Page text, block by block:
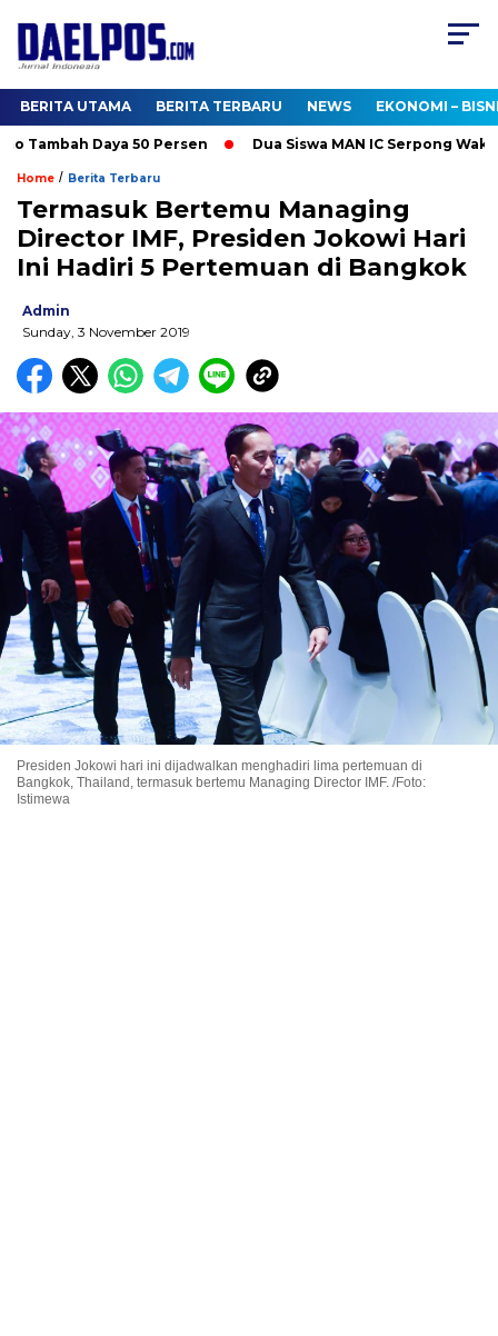
BERITA UTAMA BERITA TERBARU NEWS EKONOMI –
Tambah Daya 50 Persen Dua Siswa MAN IC Serpong
Home / Berita Terbaru
Termasuk Bertemu Managing
Director IMF, Presiden Jokowi Hari
Ini Hadiri 5 Pertemuan di Bangkok
Admin
Sunday, 3 November 2019
Presiden Jokowi hari ini dijadwalkan menghadiri lima pertemuan di
Bangkok, Thailand, termasuk bertemu Managing Director IMF. /Foto:
Istimewa